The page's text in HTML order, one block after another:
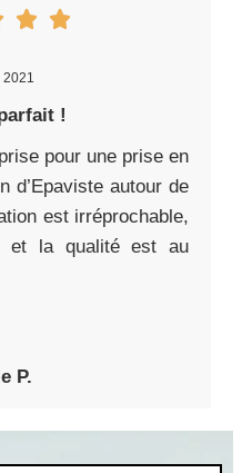
!
pour une prise en
d’Epaviste autour de
est irréprochable,
et la qualité est au
P.